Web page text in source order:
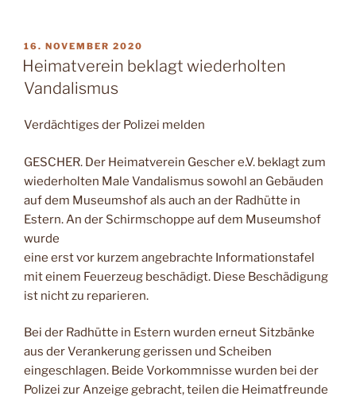
VERÖFFENTLICHT
AM
16. NOVEMBER 2020
Heimatverein beklagt wiederholten
Vandalismus
Verdächtiges der Polizei melden
GESCHER. Der Heimatverein Gescher e.V. beklagt zum
wiederholten Male Vandalismus sowohl an Gebäuden
auf dem Museumshof als auch an der Radhütte in
Estern. An der Schirmschoppe auf dem Museumshof
wurde
eine erst vor kurzem angebrachte Informationstafel
mit einem Feuerzeug beschädigt. Diese Beschädigung
ist nicht zu reparieren.
Bei der Radhütte in Estern wurden erneut Sitzbänke
aus der Verankerung gerissen und Scheiben
eingeschlagen. Beide Vorkommnisse wurden bei der
Polizei zur Anzeige gebracht, teilen die Heimatfreunde